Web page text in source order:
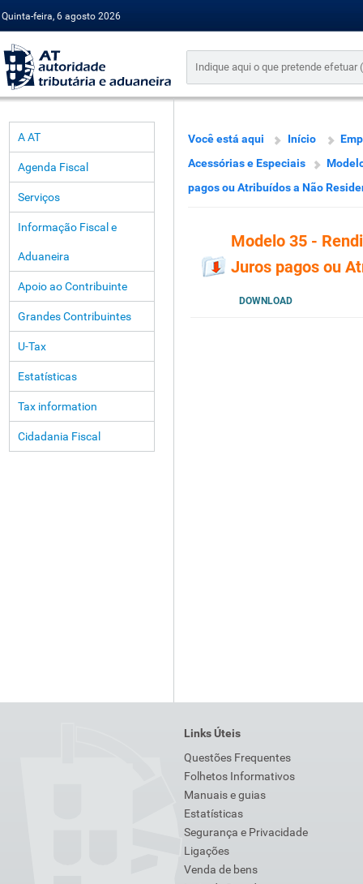
Quinta-feira, 6 agosto 2026
A AT
Agenda Fiscal
Serviços
Informação Fiscal e
Aduaneira
Apoio ao Contribuinte
Grandes Contribuintes
U-Tax
Estatísticas
Tax information
Cidadania Fiscal
Você está aqui Início
Acessórias e Especiais
pagos ou Atribuídos a Não
Modelo 35 -
Juros pagos ou
DOWNLOAD
Links Úteis
Questões Frequentes
Folhetos Informativos
Manuais e guias
Estatísticas
Segurança e Privacidade
Ligações
Venda de bens